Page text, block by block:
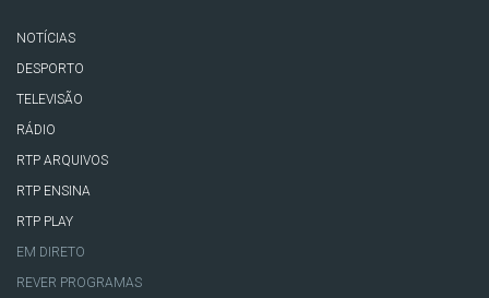
NOTÍCIAS
DESPORTO
TELEVISÃO
RÁDIO
RTP ARQUIVOS
RTP ENSINA
RTP PLAY
EM DIRETO
REVER PROGRAMAS